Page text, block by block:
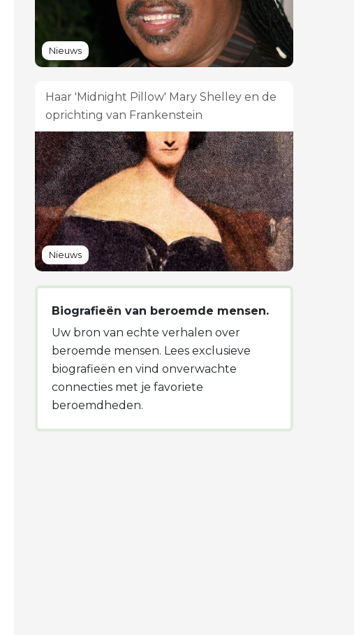
Nieuws
Haar 'Midnight Pillow' Mary Shelley en de
oprichting van Frankenstein
Nieuws
Biografieën van beroemde mensen.
Uw bron van echte verhalen over
beroemde mensen. Lees exclusieve
biografieën en vind onverwachte
connecties met je favoriete
beroemdheden.